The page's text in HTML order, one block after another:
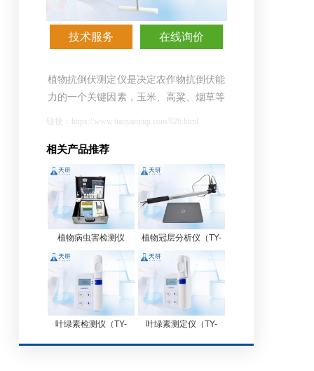
技术服务 在线询价
植物抗倒伏测定仪是决定农作物抗倒伏能
力的一个关键因素，玉米、高粱、烟草等
照不足，严重影响产量。通过在作物生长
各阶段对其茎秆进行活体测量，根据茎秆
纤维层抗弯阻力与抗倒伏能力的相关性进
行群体数据统计处理，
链接：https://www.tianyanyiqi.com/826.html
相关产品推荐
植物病虫害检测仪
植物冠层分析仪（TY-
G20）
叶绿素检测仪（TY-
叶绿素测定仪（TY-